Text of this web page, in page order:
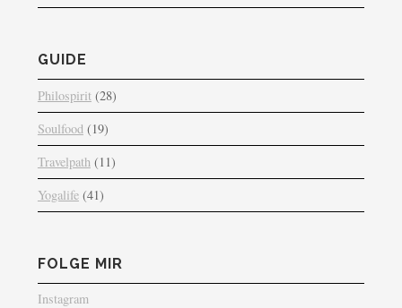
GUIDE
Philospirit (28)
Soulfood (19)
Travelpath (11)
Yogalife(41)
FOLGE MIR
Instagram